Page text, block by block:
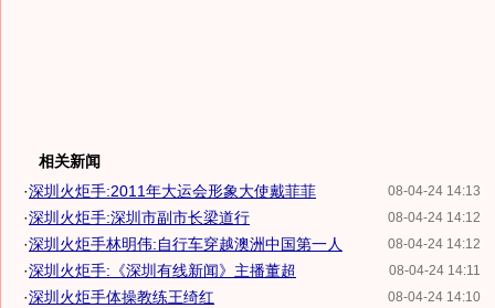
相关新闻
08-04-24 14:13
·深圳火炬手:2011年大运会形象大使戴菲菲
08-04-24 14:12
·深圳火炬手:深圳市副市长梁道行
08-04-24 14:12
·深圳火炬手林明伟:自行车穿越澳洲中国第一人
08-04-24 14:11
·深圳火炬手:《深圳有线新闻》主播董超
08-04-24 14:10
·深圳火炬手体操教练王绮红